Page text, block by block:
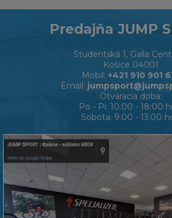
Predajňa JUMP
Študentská 1, Galla
Košice 04001
Mobil: +421 910 901
Email:
Otváracia doba:
Po - Pi: 10:00 - 18:00
Sobota: 9:00 - 13:00